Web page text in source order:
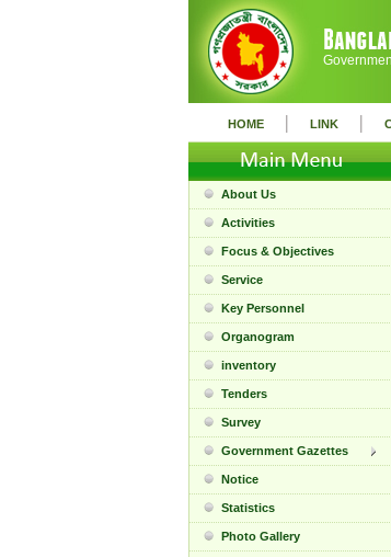
HOME | LINK |
About Us
Activities
Focus & Objectives
Service
Key Personnel
Organogram
inventory
Tenders
Survey
Government Gazettes
Notice
Statistics
Photo Gallery